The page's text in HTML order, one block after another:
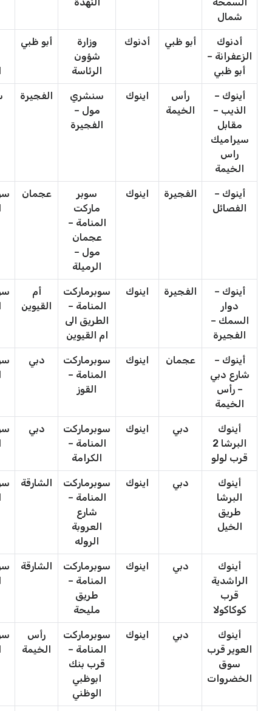
شمال
أدنوك
الزعفرانة –
أبو ظبي
أبو ظبي أدنوك
وزارة
شؤون
الرئاسة
أبو ظبي
أينوك –
الذيب –
مقابل
سيراميك
راس
الخيمة
رأس
الخيمة
اينوك
سنشري
مول –
الفجيرة
الفجيرة
أينوك –
الفصائل
الفجيرة اينوك
سوبر
ماركت
المنامة –
عجمان
مول –
الرميلة
عجمان
أينوك –
دوار
السمك –
الفجيرة
الفجيرة اينوك
سوبرماركت
المنامة –
الطريق الى
ام القيوين
أم
القيوين
أينوك –
شارع دبي
– رأس
الخيمة
عجمان اينوك
سوبرماركت
المنامة –
القوز
دبي
أينوك
البرشا 2
قرب لولو
دبي اينوك
سوبرماركت
المنامة –
الكرامة
دبي
أينوك
البرشا
طريق
الخيل
دبي اينوك
سوبرماركت
المنامة –
شارع
العروبة
الروله
الشارقة
أينوك
الراشدية
قرب
كوكاكولا
دبي اينوك
سوبرماركت
المنامة –
طريق
مليحة
الشارقة
أينوك
العوير قرب
سوق
الخضروات
دبي اينوك
سوبرماركت
المنامة –
قرب بنك
ابوظبي
الوظني
رأس
الخيمة